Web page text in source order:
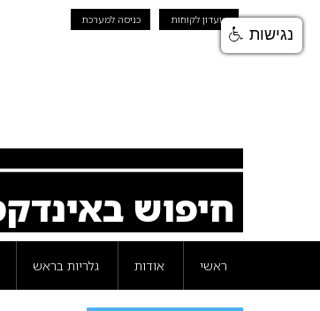
מועדון לקוחות כניסה למערכת
חיפוש
ראשי אודות גלריות בראש
נגישות